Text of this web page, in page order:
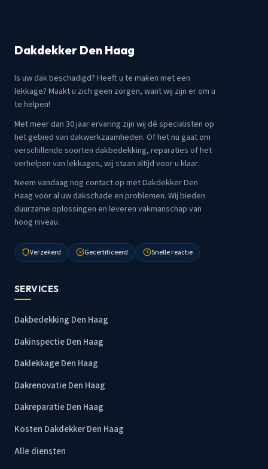
Dakdekker Den Haag
Is uw dak beschadigd? Heeft u te maken met een
lekkage? Maakt u zich geen zorgen, want wij zijn er om u
te helpen!
Met meer dan 30 jaar ervaring zijn wij dé specialisten op
het gebied van dakwerkzaamheden. Of het nu gaat om
verschillende soorten dakbedekking, reparaties of het
verhelpen van lekkages, wij staan altijd voor u klaar.
Neem vandaag nog contact op met Dakdekker Den
Haag voor al uw dakschade en problemen. Wij bieden
duurzame oplossingen en leveren vakmanschap van
hoog niveau.
Verzekerd Gecertificeerd Snelle reactie
SERVICES
Dakbedekking Den Haag
Dakinspectie Den Haag
Daklekkage Den Haag
Dakrenovatie Den Haag
Dakreparatie Den Haag
Kosten Dakdekker Den Haag
Alle diensten